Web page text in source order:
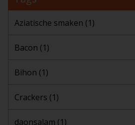
Aziatische smaken (1)
Bacon (1)
Bihon (1)
Crackers (1)
daonsalam (1)